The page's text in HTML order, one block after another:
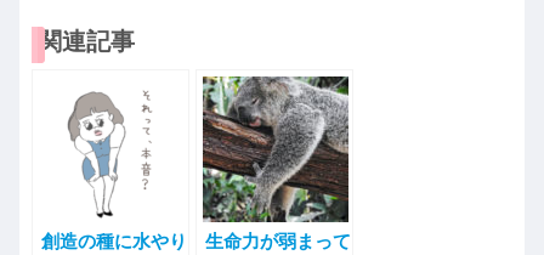
関連記事
創造の種に水やり
生命力が弱まって